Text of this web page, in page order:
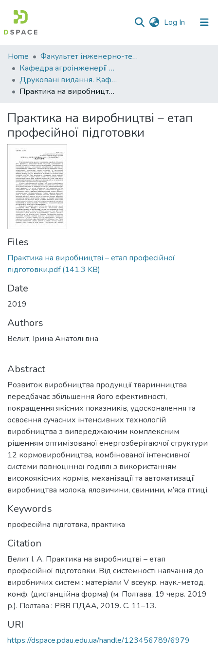
Log In (current)
Communities
&
Collections
All of DSpace
Statistics
Home
Факультет інженерно-технологічний
Кафедра агроінженерії та автомобільного транспорту
Друковані видання. Кафедра агроінженерії та автомобільного транспорту
Практика на виробництві – етап професійної підготовки
Практика на виробництві – етап
професійної підготовки
Files
Практика на виробництві – етап професійної
підготовки.pdf(141.3 KB)
Date
2019
Authors
Велит, Ірина Анатоліївна
Abstract
Розвиток виробництва продукції тваринництва
передбачає збільшення його ефективності,
покращення якісних показників, удосконалення та
освоєння сучасних інтенсивних технологій
виробництва з випереджаючим комплексним
рішенням оптимізованої енергозберігаючої структури
12 кормовиробництва, комбінованої інтенсивної
системи повноцінної годівлі з використанням
високоякісних кормів, механізації та автоматизації
виробництва молока, яловичини, свинини, м’яса птиці.
Keywords
професійна підготвка, практика
Citation
Велит І. А. Практика на виробництві – етап
професійної підготовки. Від системності навчання до
виробничих систем : матеріали V всеукр. наук.-метод.
конф. (дистанційна форма) (м. Полтава, 19 черв. 2019
р.). Полтава : РВВ ПДАА, 2019. С. 11–13.
URI
https://dspace.pdau.edu.ua/handle/123456789/6979